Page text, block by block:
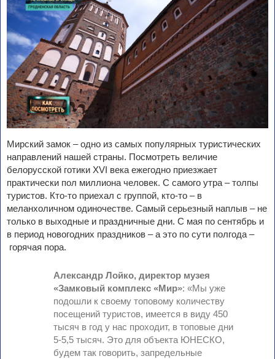
Мирский замок – одно из самых популярных туристических
направлений нашей страны. Посмотреть величие
белорусской готики XVI века ежегодно приезжает
практически пол миллиона человек. С самого утра – толпы
туристов. Кто-то приехал с группой, кто-то – в
меланхоличном одиночестве. Самый серьезный наплыв – не
только в выходные и праздничные дни. С мая по сентябрь и
в период новогодних праздников – а это по сути полгода –
горячая пора.
Александр Лойко, директор музея
«Замковый комплекс «Мир»: «Мы уже
подошли к своему топовому количеству
посещений туристов, имеется в виду 450
тысяч в год у нас проходит, в топовые дни
5-5,5 тысяч. Это для объекта ЮНЕСКО,
будем так говорить, запредельные